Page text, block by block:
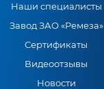
Наши специалисты
Завод ЗАО «Ремеза»
Сертификаты
Видеоотзывы
Новости